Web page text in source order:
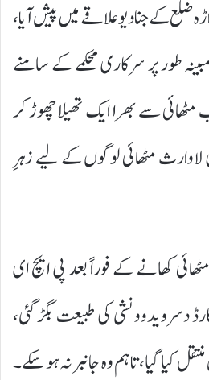
ضلع کے جنادیو علاقے میں پیش آیا،
طور پر سرکاری محکمے کے سامنے
سے بھرا ایک تھیلا چھوڑ کر
لاوارث مٹھائی لوگوں کے لیے زہرِ
کھانے کے فوراً بعد پی ایچ ای
دسرو یدوونشی کی طبیعت بگڑ گئی،
کیا گیا، تاہم وہ جانبر نہ ہو سکے۔